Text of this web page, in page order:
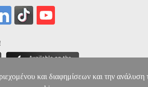
και διαφημίσεων και την ανάλυση